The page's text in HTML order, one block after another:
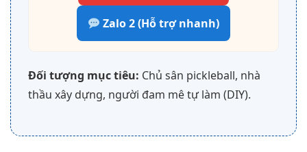
Zalo 2 (Hỗ trợ nhanh)
Đối tượng mục tiêu: Chủ sân pickleball, nhà
thầu xây dựng, người đam mê tự làm (DIY).